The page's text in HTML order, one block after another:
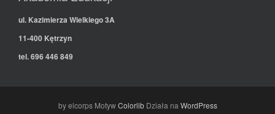
ul. Kazimierza Wielkiego 3A
11-400 Kętrzyn
tel. 696 446 849
by elcorps MotywColorlibDziała na WordPress